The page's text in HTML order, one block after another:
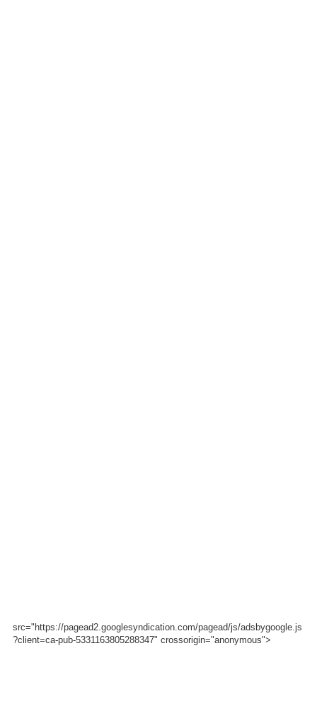
src="https://pagead2.googlesyndication.com/pagead/js/adsbygoogle.js
?client=ca-pub-5331163805288347" crossorigin="anonymous">